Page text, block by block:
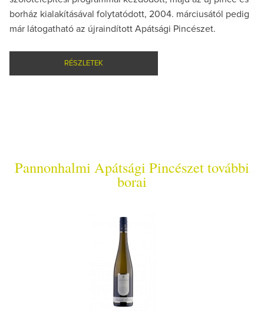
borház kialakításával folytatódott, 2004. márciusától pedig
már látogatható az újraindított Apátsági Pincészet.
RÉSZLETEK
Pannonhalmi Apátsági Pincészet további
borai